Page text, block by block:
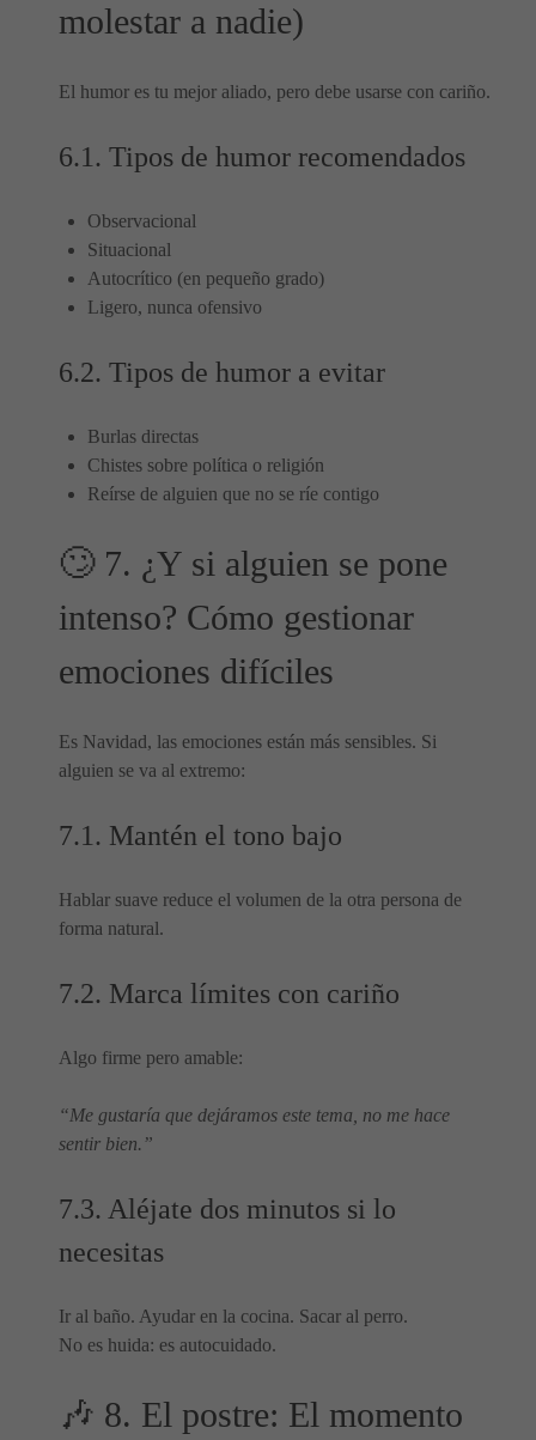
molestar a nadie)
El humor es tu mejor aliado, pero debe usarse con cariño.
6.1. Tipos de humor recomendados
Observacional
Situacional
Autocrítico (en pequeño grado)
Ligero, nunca ofensivo
6.2. Tipos de humor a evitar
Burlas directas
Chistes sobre política o religión
Reírse de alguien que no se ríe contigo
🙄 7. ¿Y si alguien se pone
intenso? Cómo gestionar
emociones difíciles
Es Navidad, las emociones están más sensibles. Si
alguien se va al extremo:
7.1. Mantén el tono bajo
Hablar suave reduce el volumen de la otra persona de
forma natural.
7.2. Marca límites con cariño
Algo firme pero amable:
“Me gustaría que dejáramos este tema, no me hace
sentir bien.”
7.3. Aléjate dos minutos si lo
necesitas
Ir al baño. Ayudar en la cocina. Sacar al perro.
No es huida: es autocuidado.
🎶 8. El postre: El momento